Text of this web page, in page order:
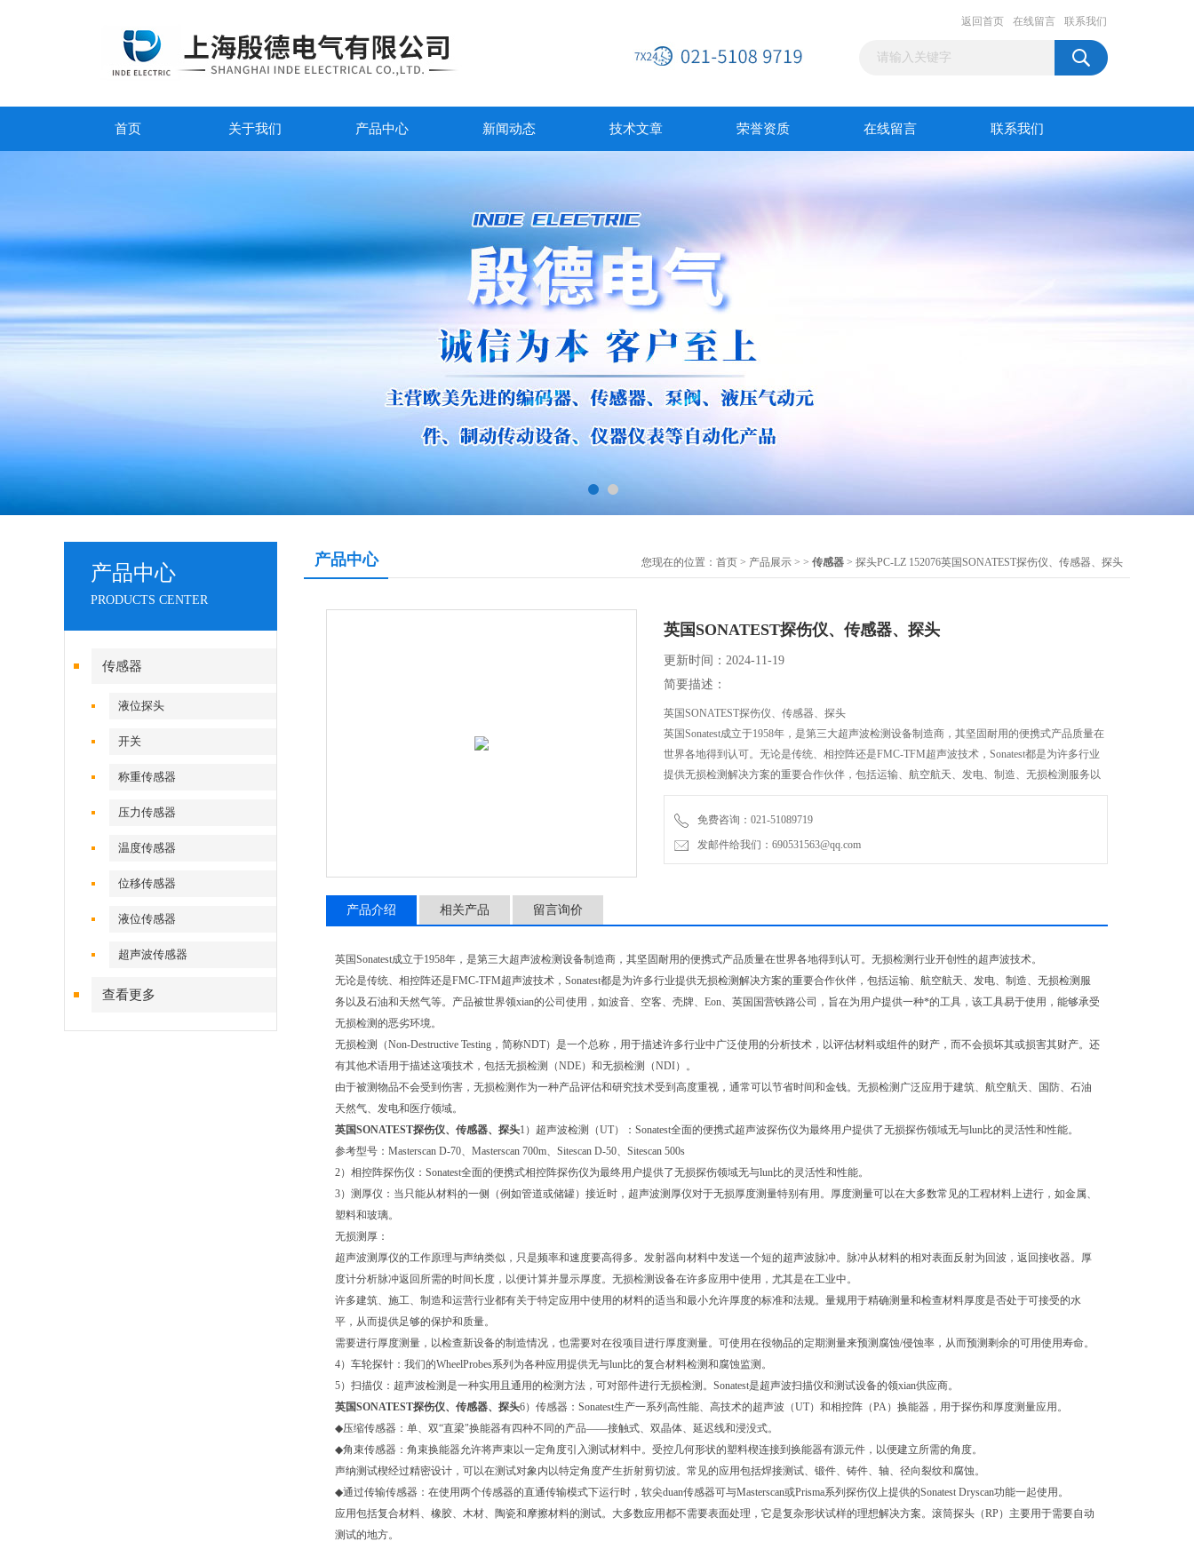
返回首页 在线留言 联系我们
首页 关于我们 产品中心 新闻动态 技术文章 荣誉资质 在线留言 联系我们
产品中心
PRODUCTS CENTER
传感器
液位探头
开关
称重传感器
压力传感器
温度传感器
位移传感器
液位传感器
超声波传感器
查看更多
产品中心 您现在的位置： 首页 > 产品展示 > > 传感器 > 探头PC-LZ 152076英国SONATEST探伤仪、传感器、探头
英国SONATEST探伤仪、传感器、探头
更新时间：2024-11-19
简要描述：
英国SONATEST探伤仪、传感器、探头
英国Sonatest成立于1958年，是第三大超声波检测设备制造商，其坚固耐用的便携式产品质量在
世界各地得到认可。无论是传统、相控阵还是FMC-TFM超声波技术，Sonatest都是为许多行业
提供无损检测解决方案的重要合作伙伴，包括运输、航空航天、发电、制造、无损检测服务以
及石油和天然气等。
免费咨询：021-51089719
发邮件给我们：690531563@qq.com
产品介绍 相关产品 留言询价
英国Sonatest成立于1958年，是第三大超声波检测设备制造商，其坚固耐用的便携式产品质量在世界各地得到认可。无损检测行业开创性的超声波技术。
无论是传统、相控阵还是FMC-TFM超声波技术， Sonatest都是为许多行业提供无损检测解决方案的重要合作伙伴，包括运输、航空航天、发电、制造、无损检测服
务以及石油和天然气等。产品被世界领xian的公司使用，如波音、空客、壳牌、 Eon、英国国营铁路公司，旨在为用户提供一种*的工具，该工具易于使用，能够承受
无损检测的恶劣环境。
无损检测（Non-Destructive Testing ，简称NDT）是一个总称，用于描述许多行业中广泛使用的分析技术，以评估材料或组件的财产，而不会损坏其或损害其财产。还
有其他术语用于描述这项技术，包括无损检测（NDE）和无损检测（NDI）。
由于被测物品不会受到伤害，无损检测作为一种产品评估和研究技术受到高度重视，通常可以节省时间和金钱。无损检测广泛应用于建筑、航空航天、国防、石油
天然气、发电和医疗领域。
英国SONATEST探伤仪、传感器、探头1 ）超声波检测（UT）： Sonatest全面的便携式超声波探伤仪为最终用户提供了无损探伤领域无与lun比的灵活性和性能。
参考型号： Masterscan D-70、 Masterscan 700m、 Sitescan D-50、 Sitescan 500s
2）相控阵探伤仪： Sonatest全面的便携式相控阵探伤仪为最终用户提供了无损探伤领域无与lun比的灵活性和性能。
3）测厚仪：当只能从材料的一侧（例如管道或储罐）接近时，超声波测厚仪对于无损厚度测量特别有用。厚度测量可以在大多数常见的工程材料上进行，如金属、
塑料和玻璃。
无损测厚：
超声波测厚仪的工作原理与声纳类似，只是频率和速度要高得多。发射器向材料中发送一个短的超声波脉冲。脉冲从材料的相对表面反射为回波，返回接收器。厚
度计分析脉冲返回所需的时间长度，以便计算并显示厚度。无损检测设备在许多应用中使用，尤其是在工业中。
许多建筑、施工、制造和运营行业都有关于特定应用中使用的材料的适当和最小允许厚度的标准和法规。量规用于精确测量和检查材料厚度是否处于可接受的水
平，从而提供足够的保护和质量。
需要进行厚度测量，以检查新设备的制造情况，也需要对在役项目进行厚度测量。可使用在役物品的定期测量来预测腐蚀/侵蚀率，从而预测剩余的可用使用寿命。
4）车轮探针：我们的WheelProbes系列为各种应用提供无与lun比的复合材料检测和腐蚀监测。
5）扫描仪：超声波检测是一种实用且通用的检测方法，可对部件进行无损检测。 Sonatest是超声波扫描仪和测试设备的领xian供应商。
英国SONATEST探伤仪、传感器、探头6）传感器： Sonatest生产一系列高性能、高技术的超声波（UT）和相控阵（PA）换能器，用于探伤和厚度测量应用。
◆压缩传感器：单、双“直梁"换能器有四种不同的产品——接触式、双晶体、延迟线和浸没式。
◆角束传感器：角束换能器允许将声束以一定角度引入测试材料中。受控几何形状的塑料楔连接到换能器有源元件，以便建立所需的角度。
声纳测试楔经过精密设计，可以在测试对象内以特定角度产生折射剪切波。常见的应用包括焊接测试、锻件、铸件、轴、径向裂纹和腐蚀。
◆通过传输传感器：在使用两个传感器的直通传输模式下运行时，软尖duan传感器可与Masterscan或Prisma系列探伤仪上提供的Sonatest Dryscan功能一起使用。
应用包括复合材料、橡胶、木材、陶瓷和摩擦材料的测试。大多数应用都不需要表面处理，它是复杂形状试样的理想解决方案。滚筒探头（RP）主要用于需要自动
测试的地方。